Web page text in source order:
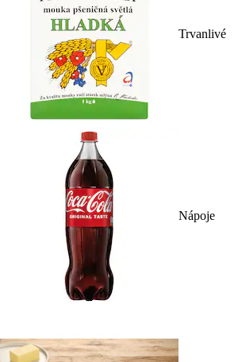
Trvanlivé
Nápoje